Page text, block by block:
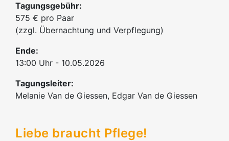
Tagungsgebühr:
575 € pro Paar
(zzgl. Übernachtung und Verpflegung)
Ende:
13:00 Uhr - 10.05.2026
Tagungsleiter:
Melanie Van de Giessen, Edgar Van de Giessen
Liebe braucht Pflege!